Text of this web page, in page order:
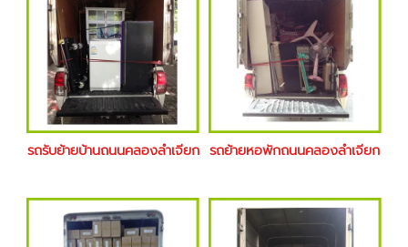
รถรับย้ายบ้านถนนคลองลำเจียก รถย้ายหอพักถนนคลองลำเจียก